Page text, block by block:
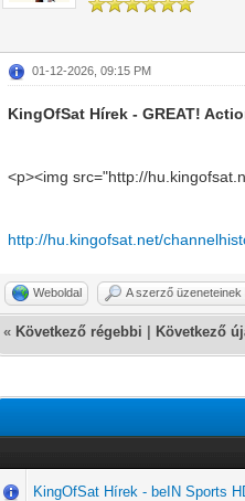
01-12-2026, 09:15 PM
KingOfSat Hírek - GREAT!
<p><img src="http://
http://hu.kingofsat.net/
Weboldal A szerző
« Következő régebbi Következő
KingOfSat Hírek - beIN Sports